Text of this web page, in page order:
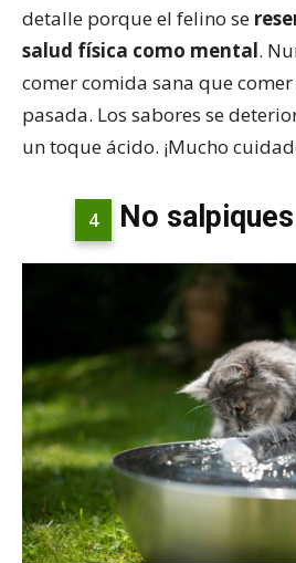
detalle porque el felino se
salud física como mental.
comer comida sana que
pasada. Los sabores se
un toque ácido. ¡Mucho
4 No